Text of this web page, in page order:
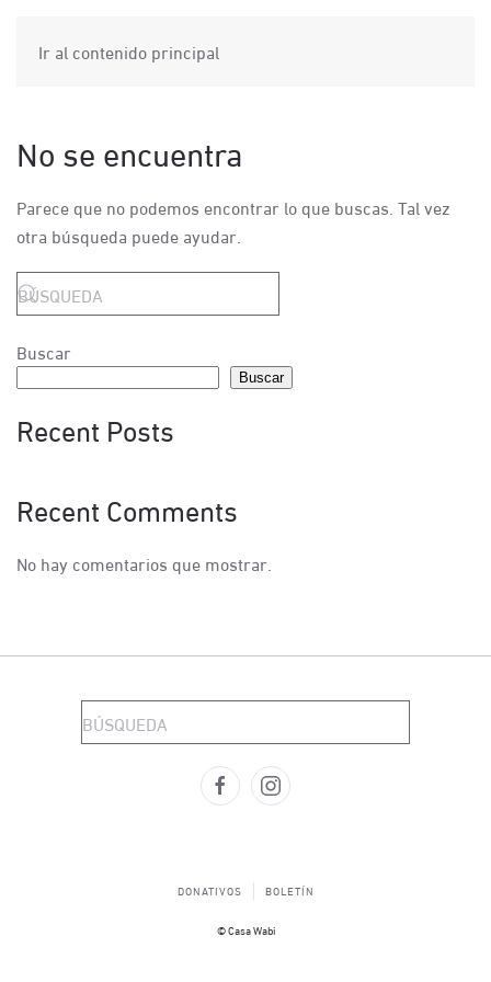
Ir al contenido principal
No se encuentra
Parece que no podemos encontrar lo que buscas. Tal vez
otra búsqueda puede ayudar.
Buscar
Buscar
Recent Posts
Recent Comments
No hay comentarios que mostrar.
DONATIVOS BOLETÍN
© Casa Wabi